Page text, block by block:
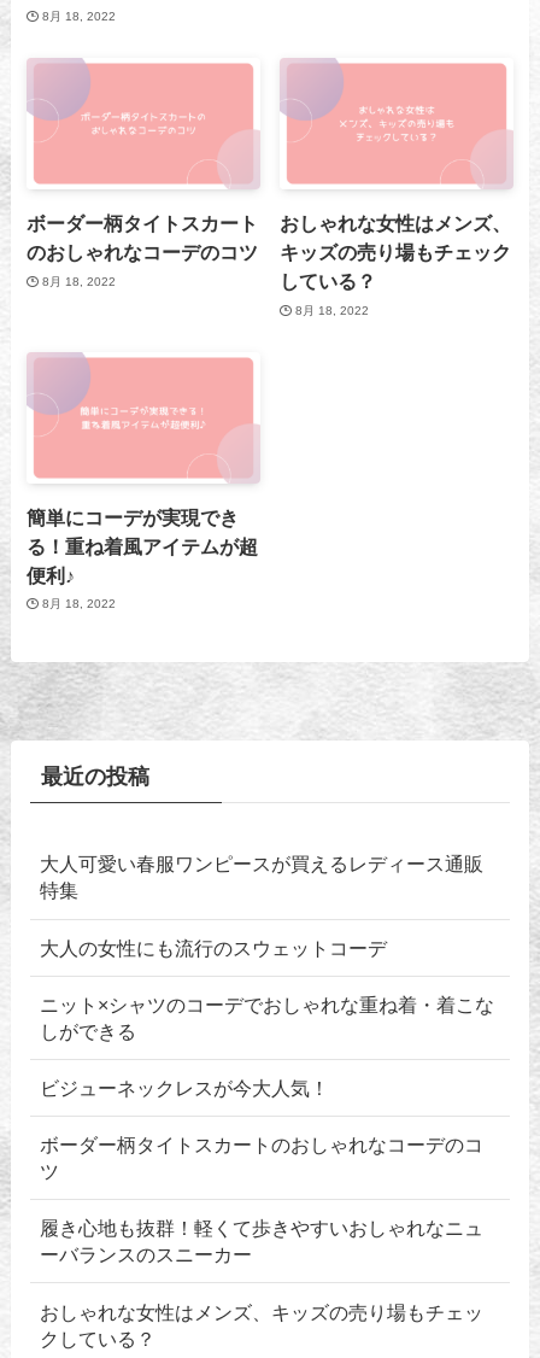
8月 18, 2022
ボーダー柄タイトスカート
のおしゃれなコーデのコツ
8月 18, 2022
おしゃれな女性はメンズ、
キッズの売り場もチェック
している？
8月 18, 2022
簡単にコーデが実現でき
る！重ね着風アイテムが超
便利♪
8月 18, 2022
最近の投稿
大人可愛い春服ワンピースが買えるレディース通販
特集
大人の女性にも流行のスウェットコーデ
ニット×シャツのコーデでおしゃれな重ね着・着こな
しができる
ビジューネックレスが今大人気！
ボーダー柄タイトスカートのおしゃれなコーデのコ
ツ
履き心地も抜群！軽くて歩きやすいおしゃれなニュ
ーバランスのスニーカー
おしゃれな女性はメンズ、キッズの売り場もチェッ
クしている？